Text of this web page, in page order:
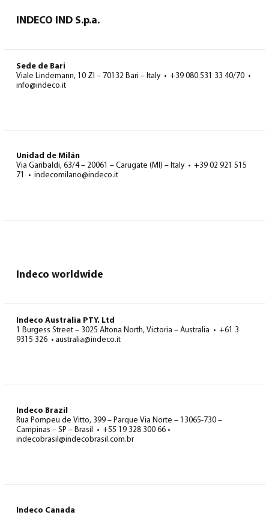
INDECO IND S.p.a.
Sede de Bari
Viale Lindemann, 10 ZI – 70132 Bari – Italy • +39 080 531 33 40/70 •
info@indeco.it
Unidad de Milán
Via Garibaldi, 63/4 – 20061 – Carugate (MI) – Italy • +39 02 921 515
71 • indecomilano@indeco.it
Indeco worldwide
Indeco Australia PTY. Ltd
1 Burgess Street – 3025 Altona North, Victoria – Australia • +61 3
9315 326 • australia@indeco.it
Indeco Brazil
Rua Pompeu de Vitto, 399 – Parque Via Norte – 13065-730 –
Campinas – SP – Brasil • +55 19 328 300 66 •
indecobrasil@indecobrasil.com.br
Indeco Canada